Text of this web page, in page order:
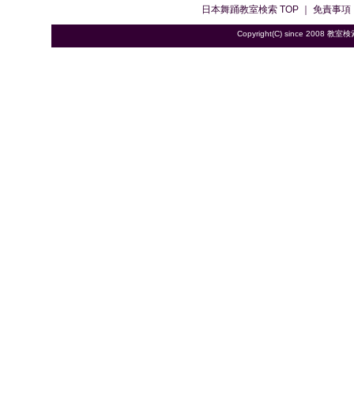
日本舞踊教室検索TOP ｜ 免責事項
Copyright(C) since 2008 教室検